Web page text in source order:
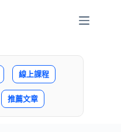
線上課程
推薦文章